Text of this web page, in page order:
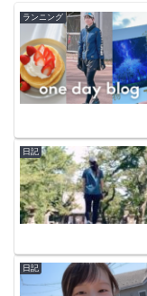
ランニング
日記
日記